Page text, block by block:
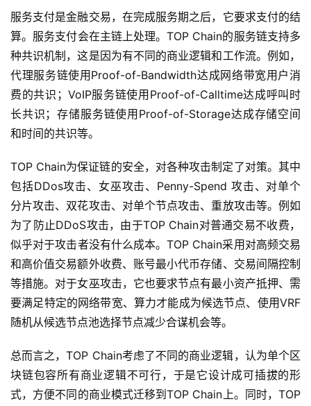
服务支付是金融交易，在完成服务期之后，它要求支付的结
算。服务支付会在主链上处理。TOP Chain的服务链支持多
种共识机制，这是因为有不同的商业逻辑和工作流。例如，
代理服务链使用Proof-of-Bandwidth达成网络带宽用户消
费的共识；VoIP服务链使用Proof-of-Calltime达成呼叫时
长共识；存储服务链使用Proof-of-Storage达成存储空间
和时间的共识等。
TOP Chain为保证链的安全，对各种攻击制定了对策。其中
包括DDos攻击、女巫攻击、Penny-Spend 攻击、对单个
分片攻击、双花攻击、对单个节点攻击、重放攻击等。例如
为了防止DDoS攻击，由于TOP Chain对普通交易不收费，
似乎对于攻击者没有什么成本。TOP Chain采用对高频交易
和高价值交易额外收费、账号最小代币存储、交易间隔控制
等措施。对于女巫攻击，它也要求节点有最小资产抵押、需
要满足特定的网络带宽、算力才能成为候选节点、使用VRF
随机从候选节点池选择节点减少合谋机会等。
总而言之，TOP Chain考虑了不同的商业逻辑，认为单个区
块链包容所有商业逻辑不可行，于是它设计成可插拔的形
式，方便不同的商业模式迁移到TOP Chain上。同时，TOP